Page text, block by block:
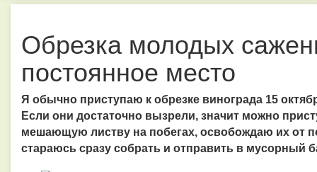
Обрезка молодых
постоянное место
Я обычно приступаю к обрезке винограда 15
Если они достаточно вызрели, значит можно
мешающую листву на побегах, освобождаю их от
стараюсь сразу собрать и отправить в мусорный